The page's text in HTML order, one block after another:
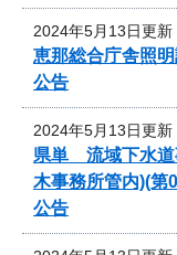
2024年5月13日更新
恵那総合庁舎照
公告
2024年5月13日更新
県単 流域下水道
木事務所管内)(第
公告